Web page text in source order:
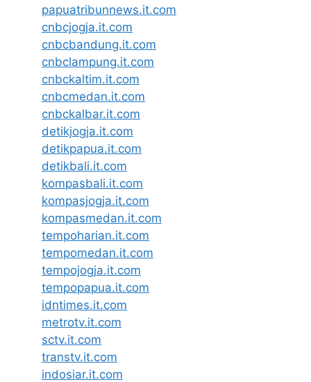
papuatribunnews.it.com
cnbcjogja.it.com
cnbcbandung.it.com
cnbclampung.it.com
cnbckaltim.it.com
cnbcmedan.it.com
cnbckalbar.it.com
detikjogja.it.com
detikpapua.it.com
detikbali.it.com
kompasbali.it.com
kompasjogja.it.com
kompasmedan.it.com
tempoharian.it.com
tempomedan.it.com
tempojogja.it.com
tempopapua.it.com
idntimes.it.com
metrotv.it.com
sctv.it.com
transtv.it.com
indosiar.it.com